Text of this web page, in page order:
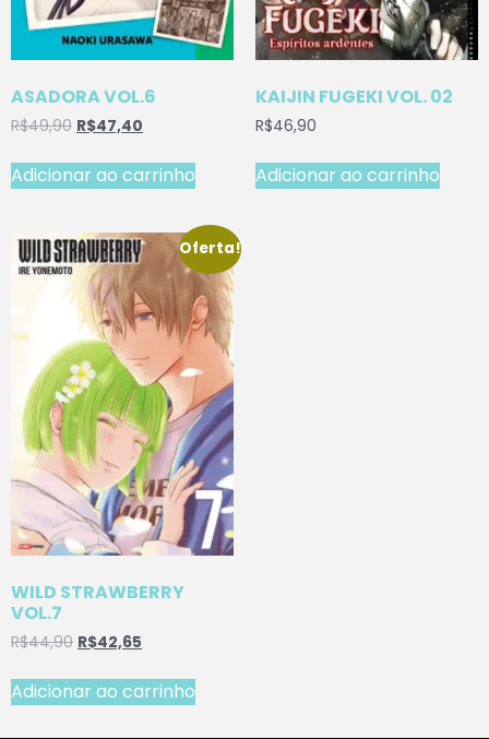
ASADORA VOL.6
R$49,90 R$47,40
Adicionar ao carrinho
KAIJIN FUGEKI VOL. 02
R$46,90
Adicionar ao carrinho
Oferta!
WILD STRAWBERRY
VOL.7
R$44,90 R$42,65
Adicionar ao carrinho